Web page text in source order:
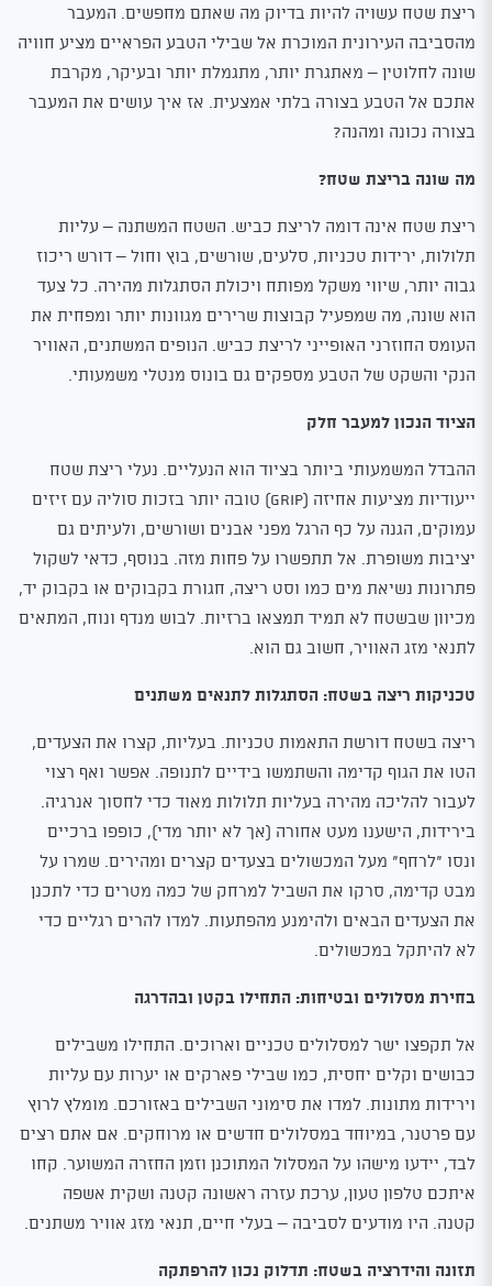
ריצת שטח עשויה להיות בדיוק מה שאתם מחפשים. המעבר
מהסביבה העירונית המוכרת אל שבילי הטבע הפראיים מציע חוויה
שונה לחלוטין – מאתגרת יותר, מתגמלת יותר ובעיקר, מקרבת
אתכם אל הטבע בצורה בלתי אמצעית. אז איך עושים את המעבר
בצורה נכונה ומהנה?
מה שונה בריצת שטח?
ריצת שטח אינה דומה לריצת כביש. השטח המשתנה – עליות
תלולות, ירידות טכניות, סלעים, שורשים, בוץ וחול – דורש ריכוז
גבוה יותר, שיווי משקל מפותח ויכולת הסתגלות מהירה. כל צעד
הוא שונה, מה שמפעיל קבוצות שרירים מגוונות יותר ומפחית את
העומס החוזרני האופייני לריצת כביש. הנופים המשתנים, האוויר
הנקי והשקט של הטבע מספקים גם בונוס מנטלי משמעותי.
הציוד הנכון למעבר חלק
ההבדל המשמעותי ביותר בציוד הוא הנעליים. נעלי ריצת שטח
ייעודיות מציעות אחיזה (Grip) טובה יותר בזכות סוליה עם זיזים
עמוקים, הגנה על כף הרגל מפני אבנים ושורשים, ולעיתים גם
יציבות משופרת. אל תתפשרו על פחות מזה. בנוסף, כדאי לשקול
פתרונות נשיאת מים כמו וסט ריצה, חגורת בקבוקים או בקבוק יד,
מכיוון שבשטח לא תמיד תמצאו ברזיות. לבוש מנדף ונוח, המתאים
לתנאי מזג האוויר, חשוב גם הוא.
טכניקות ריצה בשטח: הסתגלות לתנאים משתנים
ריצה בשטח דורשת התאמות טכניות. בעליות, קצרו את הצעדים,
הטו את הגוף קדימה והשתמשו בידיים לתנופה. אפשר ואף רצוי
לעבור להליכה מהירה בעליות תלולות מאוד כדי לחסוך אנרגיה.
בירידות, הישענו מעט אחורה (אך לא יותר מדי), כופפו ברכיים
ונסו "לרחף" מעל המכשולים בצעדים קצרים ומהירים. שמרו על
מבט קדימה, סרקו את השביל למרחק של כמה מטרים כדי לתכנן
את הצעדים הבאים ולהימנע מהפתעות. למדו להרים רגליים כדי
לא להיתקל במכשולים.
בחירת מסלולים ובטיחות: התחילו בקטן ובהדרגה
אל תקפצו ישר למסלולים טכניים וארוכים. התחילו משבילים
כבושים וקלים יחסית, כמו שבילי פארקים או יערות עם עליות
וירידות מתונות. למדו את סימוני השבילים באזורכם. מומלץ לרוץ
עם פרטנר, במיוחד במסלולים חדשים או מרוחקים. אם אתם רצים
לבד, יידעו מישהו על המסלול המתוכנן וזמן החזרה המשוער. קחו
איתכם טלפון טעון, ערכת עזרה ראשונה קטנה ושקית אשפה
קטנה. היו מודעים לסביבה – בעלי חיים, תנאי מזג אוויר משתנים.
תזונה והידרציה בשטח: תדלוק נכון להרפתקה